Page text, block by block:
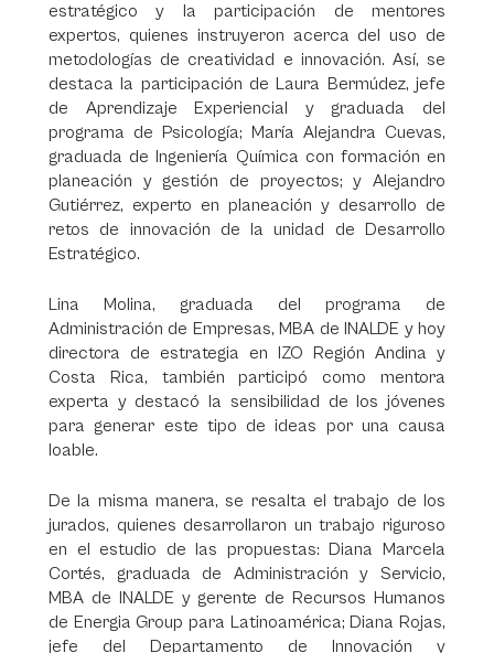
estratégico y la participación de mentores
expertos, quienes instruyeron acerca del uso de
metodologías de creatividad e innovación. Así, se
destaca la participación de Laura Bermúdez, jefe
de Aprendizaje Experiencial y graduada del
programa de Psicología; María Alejandra Cuevas,
graduada de Ingeniería Química con formación en
planeación y gestión de proyectos; y Alejandro
Gutiérrez, experto en planeación y desarrollo de
retos de innovación de la unidad de Desarrollo
Estratégico.
Lina Molina, graduada del programa de
Administración de Empresas, MBA de INALDE y hoy
directora de estrategia en IZO Región Andina y
Costa Rica, también participó como mentora
experta y destacó la sensibilidad de los jóvenes
para generar este tipo de ideas por una causa
loable.
De la misma manera, se resalta el trabajo de los
jurados, quienes desarrollaron un trabajo riguroso
en el estudio de las propuestas: Diana Marcela
Cortés, graduada de Administración y Servicio,
MBA de INALDE y gerente de Recursos Humanos
de Energia Group para Latinoamérica; Diana Rojas,
jefe del Departamento de Innovación y